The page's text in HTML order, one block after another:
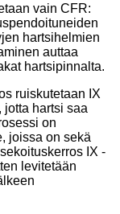
vain CFR:
hartsihelmien
auttaa
hartsipinnalta.
ruiskutetaan IX
hartsi saa
on
joissa on sekä
IX -
levitetään